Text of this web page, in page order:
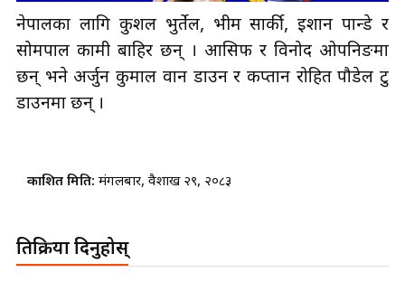
नेपालका लागि कुशल भुर्तेल, भीम सार्की, इशान पान्डे र
सोमपाल कामी बाहिर छन् । आसिफ र विनोद ओपनिङमा
छन् भने अर्जुन कुमाल वान डाउन र कप्तान रोहित पौडेल टु
डाउनमा छन् ।
प्रकाशित मिति: मंगलबार, वैशाख २९, २०८३
प्रतिक्रिया दिनुहोस्